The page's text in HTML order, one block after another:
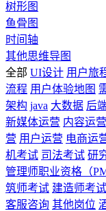
树形图
鱼骨图
时间轴
其他思维导图
全部 UI设计 用户旅
流程 用户体验地图
架构 java 大数据 后
新媒体运营 内容运营
营 用户运营 电商运
机考试 司法考试 研
管理师职业资格（
筑师考试 建造师考试
客服咨询 其他岗位